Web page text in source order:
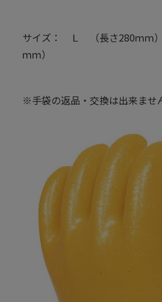
サイズ： Ｌ （長さ280ｍｍ
ｍｍ）
※手袋の返品・交換は出来ませ